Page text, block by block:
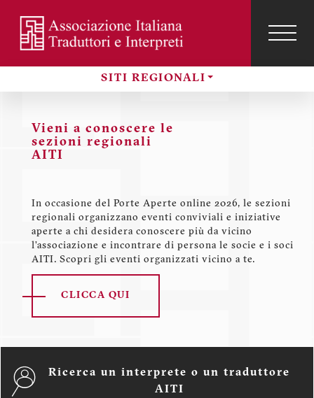
contenuto
principale
Sezioni
SITI REGIONALI
profilo
utente
Vieni a conoscere le
sezioni regionali
AITI
In occasione del Porte Aperte online 2026, le sezioni
regionali organizzano eventi conviviali e iniziative
aperte a chi desidera conoscere più da vicino
l’associazione e incontrare di persona le socie e i soci
AITI. Scopri gli eventi organizzati vicino a te.
CLICCA QUI
Ricerca un interprete o un traduttore
AITI